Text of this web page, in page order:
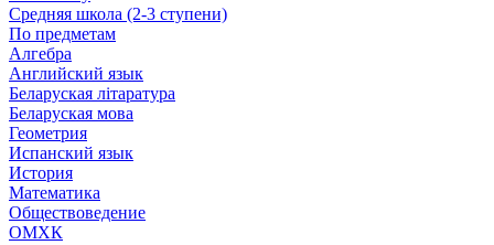
Средняя школа (2-3 ступени)
По предметам
Алгебра
Английский язык
Беларуская літаратура
Беларуская мова
Геометрия
Испанский язык
История
Математика
Обществоведение
ОМХК